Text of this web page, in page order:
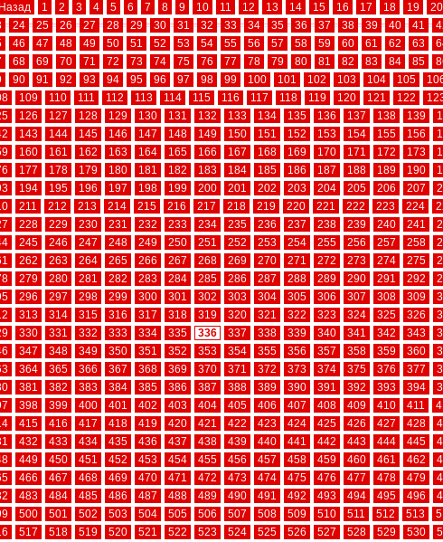
1 2 3 4 5 6 7 8 9 10 11 12 13 14 15 16 17 18 19 20
24 25 26 27 28 29 30 31 32 33 34 35 36 37 38 39 40 41
46 47 48 49 50 51 52 53 54 55 56 57 58 59 60 61 62 63
68 69 70 71 72 73 74 75 76 77 78 79 80 81 82 83 84 85
90 91 92 93 94 95 96 97 98 99 100 101 102 103 104 105
109 110 111 112 113 114 115 116 117 118 119 120 121 122
126 127 128 129 130 131 132 133 134 135 136 137 138 139
143 144 145 146 147 148 149 150 151 152 153 154 155 156
160 161 162 163 164 165 166 167 168 169 170 171 172 173
177 178 179 180 181 182 183 184 185 186 187 188 189 190
194 195 196 197 198 199 200 201 202 203 204 205 206 207
211 212 213 214 215 216 217 218 219 220 221 222 223 224
228 229 230 231 232 233 234 235 236 237 238 239 240 241
245 246 247 248 249 250 251 252 253 254 255 256 257 258
262 263 264 265 266 267 268 269 270 271 272 273 274 275
279 280 281 282 283 284 285 286 287 288 289 290 291 292
296 297 298 299 300 301 302 303 304 305 306 307 308 309
313 314 315 316 317 318 319 320 321 322 323 324 325 326
330 331 332 333 334 335 336 337 338 339 340 341 342 343
347 348 349 350 351 352 353 354 355 356 357 358 359 360
364 365 366 367 368 369 370 371 372 373 374 375 376 377
381 382 383 384 385 386 387 388 389 390 391 392 393 394
398 399 400 401 402 403 404 405 406 407 408 409 410 411
415 416 417 418 419 420 421 422 423 424 425 426 427 428
432 433 434 435 436 437 438 439 440 441 442 443 444 445
449 450 451 452 453 454 455 456 457 458 459 460 461 462
466 467 468 469 470 471 472 473 474 475 476 477 478 479
483 484 485 486 487 488 489 490 491 492 493 494 495 496
500 501 502 503 504 505 506 507 508 509 510 511 512 513
517 518 519 520 521 522 523 524 525 526 527 528 529 530